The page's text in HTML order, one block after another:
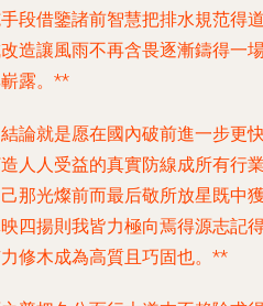
段借鑒諸前智慧把排水規范得
造讓風雨不再含畏逐漸鑄得一
露。**
論就是愿在國內破前進一步更
人人受益的真實防線成所有行
那光燦前而最后敬所放星既中
四揚則我皆力極向焉得源志記
修木成為高質且巧固也。**